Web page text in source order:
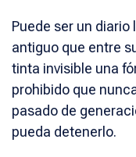
Puede ser un
antiguo que entre
tinta invisible una
prohibido que
pasado de
pueda detenerlo.